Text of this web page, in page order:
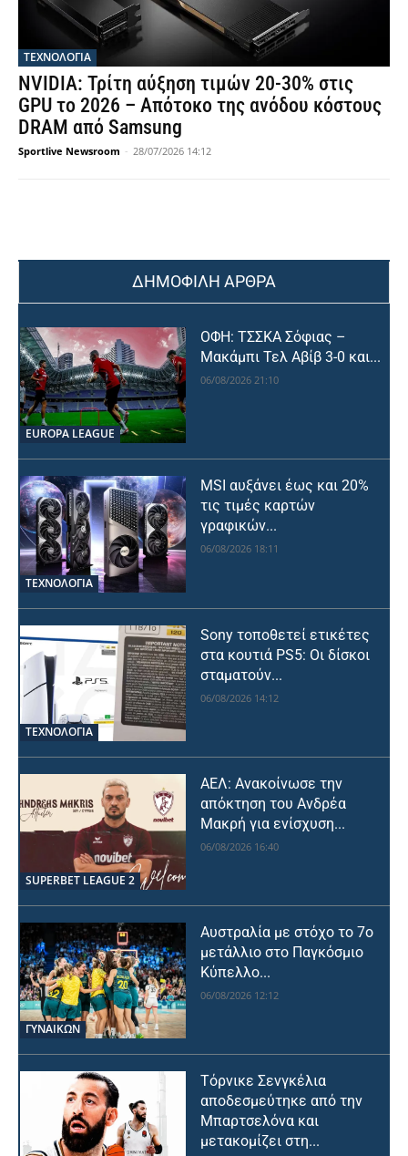
ΤΕΧΝΟΛΟΓΙΑ
NVIDIA: Τρίτη αύξηση τιμών 20-30% στις
GPU το 2026 – Απότοκο της ανόδου κόστους
DRAM από Samsung
Sportlive Newsroom - 28/07/2026 14:12
ΔΗΜΟΦΙΛΗ ΑΡΘΡΑ
EUROPA LEAGUE
ΟΦΗ: ΤΣΣΚΑ Σόφιας –
Μακάμπι Τελ Αβίβ 3-0 και...
06/08/2026 21:10
ΤΕΧΝΟΛΟΓΙΑ
MSI αυξάνει έως και 20%
τις τιμές καρτών
γραφικών...
06/08/2026 18:11
ΤΕΧΝΟΛΟΓΙΑ
Sony τοποθετεί ετικέτες
στα κουτιά PS5: Οι δίσκοι
σταματούν...
06/08/2026 14:12
SUPERBET LEAGUE 2
ΑΕΛ: Ανακοίνωσε την
απόκτηση του Ανδρέα
Μακρή για ενίσχυση...
06/08/2026 16:40
ΓΥΝΑΙΚΩΝ
Αυστραλία με στόχο το 7ο
μετάλλιο στο Παγκόσμιο
Κύπελλο...
06/08/2026 12:12
Τόρνικε Σενγκέλια
αποδεσμεύτηκε από την
Μπαρτσελόνα και
μετακομίζει στη...